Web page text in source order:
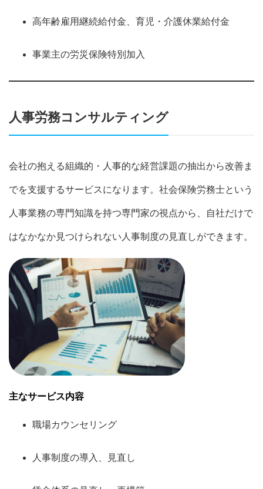
高年齢雇用継続給付金、育児・介護休業給付金
事業主の労災保険特別加入
人事労務コンサルティング
会社の抱える組織的・人事的な経営課題の抽出から改善ま
でを支援するサービスになります。社会保険労務士という
人事業務の専門知識を持つ専門家の視点から、自社だけで
はなかなか見つけられない人事制度の見直しができます。
主なサービス内容
職場カウンセリング
人事制度の導入、見直し